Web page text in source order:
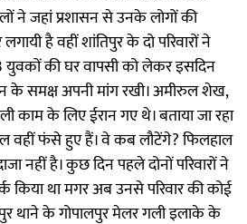
ने जहां प्रशासन से उनके लोगों की
है वहीं शांतिपुर के दो परिवारों ने
की घर वापसी को लेकर इसदिन
के समक्ष अपनी मांग रखी। अमीरुल शेख,
के लिए ईरान गए थे। बताया जा रहा
वहीं फंसे हुए हैं। वे कब लौटेंगे? फिलहाल
नहीं है। कुछ दिन पहले दोनों परिवारों ने
किया था मगर अब उनसे परिवार की कोई
थाने के गोपालपुर मेलर गली इलाके के